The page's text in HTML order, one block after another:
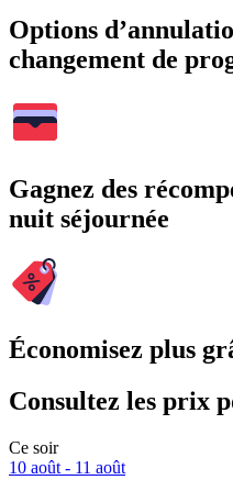
Options
changement de
Gagnez des
nuit séjournée
Économisez plus
Consultez les prix
Ce soir
10 août - 11 août